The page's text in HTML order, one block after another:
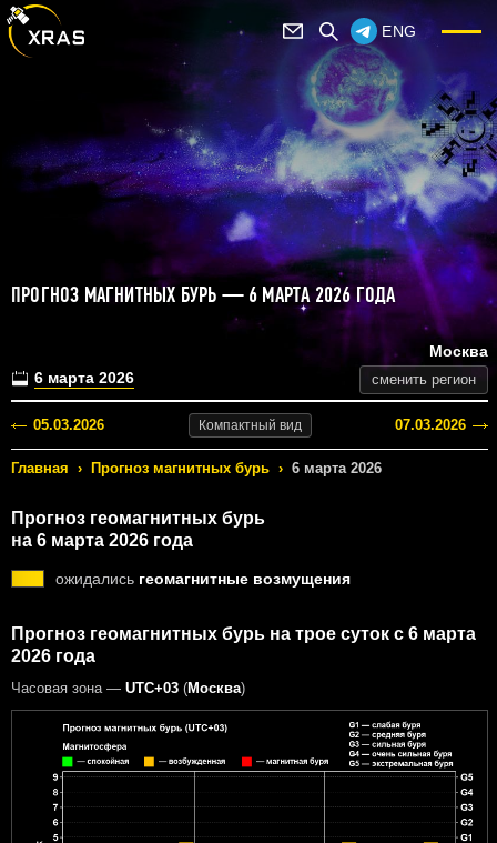
ENG
ПРОГНОЗ МАГНИТНЫХ БУРЬ — 6 МАРТА 2026 ГОДА
6 марта 2026
Москва
сменить регион
05.03.2026 Компактный вид 07.03.2026
Главная › Прогноз магнитных бурь › 6 марта 2026
Прогноз геомагнитных бурь
на 6 марта 2026 года
ожидались геомагнитные возмущения
Прогноз геомагнитных бурь на трое суток с 6 марта
2026 года
Часовая зона — UTC+03 (Москва)